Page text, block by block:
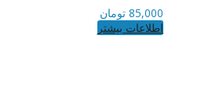
85,000 تومان
اطلاعات بیشتر